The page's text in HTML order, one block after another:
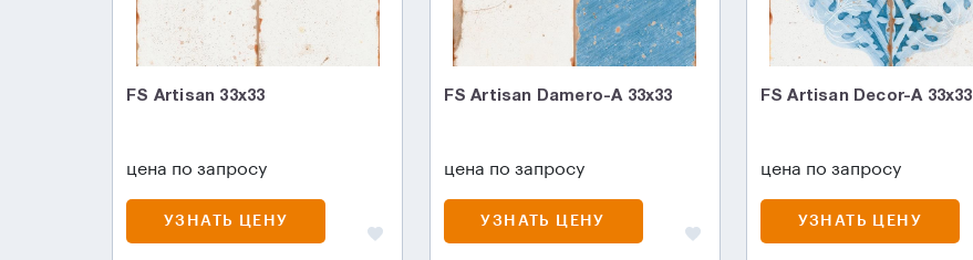
FS Artisan 33x33
цена по запросу
УЗНАТЬ ЦЕНУ
FS Artisan Damero-A 33х33
цена по запросу
УЗНАТЬ ЦЕНУ
FS Artisan Decor-A 33х33
цена по запросу
УЗНАТЬ ЦЕНУ